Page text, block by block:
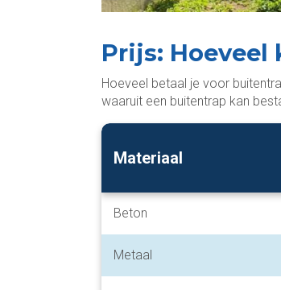
Prijs:
Hoeveel betaal je voor
waaruit een buitentrap kan
Materiaal
Beton
Metaal